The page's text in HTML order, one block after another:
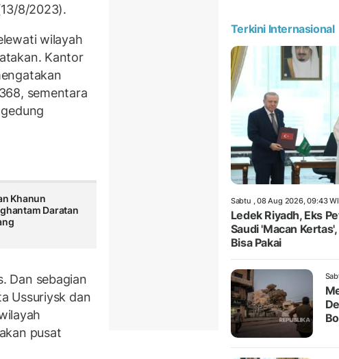
8/2023).
wilayah
Kantor
sementara
Khanun
Daratan
Dan sebagian
Ussuriysk dan
pusat
Terkini Internasional
Sabtu , 08 Aug 2026, 09:43
Ledek Riyadh, Eks
Saudi 'Macan
Bisa Pakai